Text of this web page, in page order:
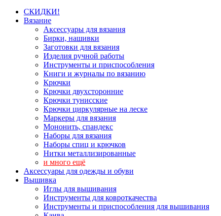
СКИДКИ!
Вязание
Аксессуары для вязания
Бирки, нашивки
Заготовки для вязания
Изделия ручной работы
Инструменты и приспособления
Книги и журналы по вязанию
Крючки
Крючки двухсторонние
Крючки тунисские
Крючки циркулярные на леске
Маркеры для вязания
Мононить, спандекс
Наборы для вязания
Наборы спиц и крючков
Нитки металлизированные
и много ещё
Аксессуары для одежды и обуви
Вышивка
Иглы для вышивания
Инструменты для ковроткачества
Инструменты и приспособления для вышивания